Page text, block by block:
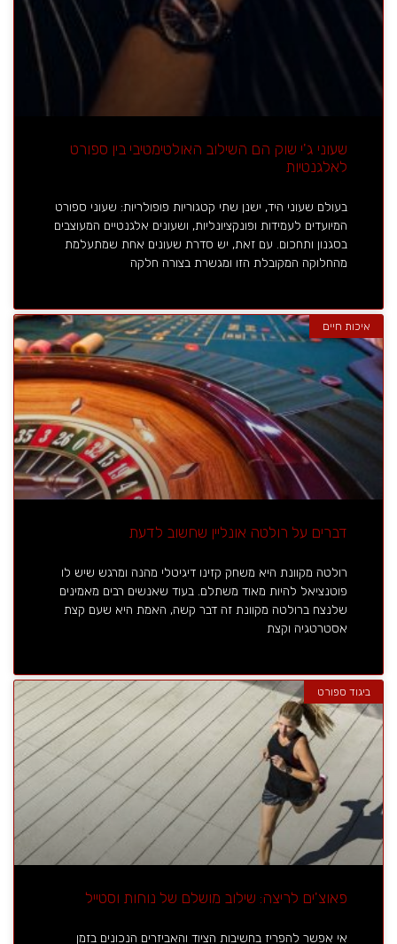
שעוני ג'י שוק הם השילוב האולטימטיבי בין ספורט
לאלגנטיות
בעולם שעוני היד, ישנן שתי קטגוריות פופולריות: שעוני ספורט
המיועדים לעמידות ופונקציונליות, ושעונים אלגנטיים המעוצבים
בסגנון ותחכום. עם זאת, יש סדרת שעונים אחת שמתעלמת
מהחלוקה המקובלת הזו ומגשרת בצורה חלקה
איכות חיים
דברים על רולטה אונליין שחשוב לדעת
רולטה מקוונת היא משחק קזינו דיגיטלי מהנה ומרגש שיש לו
פוטנציאל להיות מאוד משתלם. בעוד שאנשים רבים מאמינים
שלנצח ברולטה מקוונת זה דבר קשה, האמת היא שעם קצת
אסטרטגיה וקצת
ביגוד ספורט
פאוצ'ים לריצה: שילוב מושלם של נוחות וסטייל
אי אפשר להפריז בחשיבות הציוד והאביזרים הנכונים בזמן